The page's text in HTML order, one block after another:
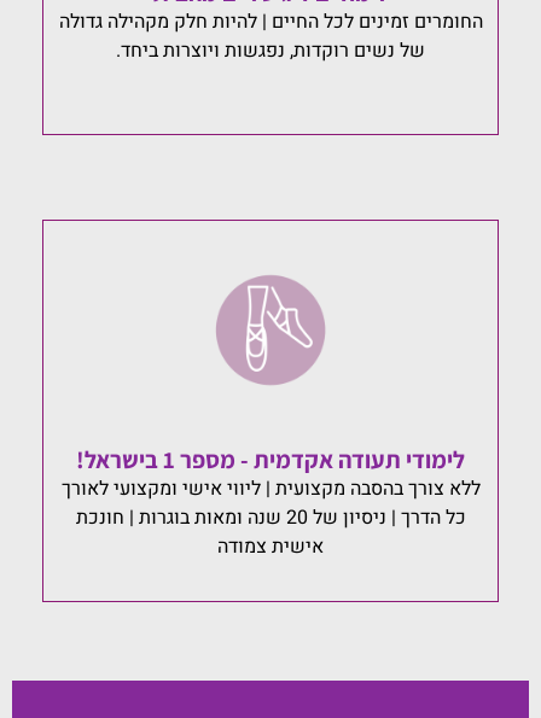
החומרים זמינים לכל החיים | להיות חלק מקהילה גדולה
של נשים רוקדות, נפגשות ויוצרות ביחד.
לימודי תעודה אקדמית - מספר 1 בישראל!
ללא צורך בהסבה מקצועית | ליווי אישי ומקצועי לאורך
כל הדרך | ניסיון של 20 שנה ומאות בוגרות | חונכת
אישית צמודה